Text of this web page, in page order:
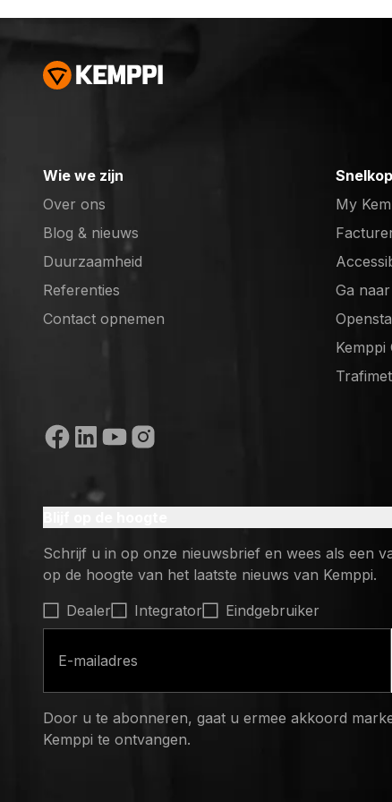
Wie we zijn
Over ons
Blog & nieuws
Duurzaamheid
Referenties
Contact opnemen
My
Ga
(opens
(opens
Kemppi
(opens
Trafimet
Sociale media
Schrijf u in op onze nieuwsbrief en wees als een
op de hoogte van het laatste nieuws van Kemppi.
Select contact type
Dealer Integrator
Eindgebruiker
Door u te abonneren, gaat u ermee akkoord
Kemppi te ontvangen.